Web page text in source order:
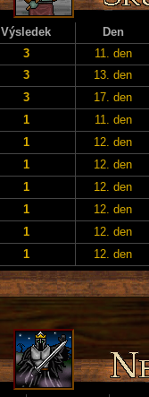
Výsledek
Den
3
11. den
3
13. den
3
17. den
1
11. den
1
12. den
1
12. den
1
12. den
1
12. den
1
12. den
1 12. den